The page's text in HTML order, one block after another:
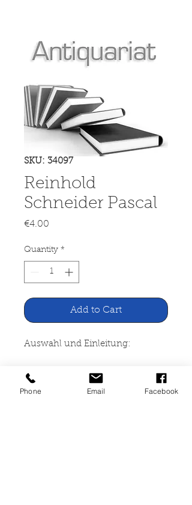
SKU: 34097
Reinhold
Schneider Pascal
€4.00
Quantity *
Add to Cart
Auswahl und Einleitung:
Reinhold Schneider Pascal
Phone Email Facebook